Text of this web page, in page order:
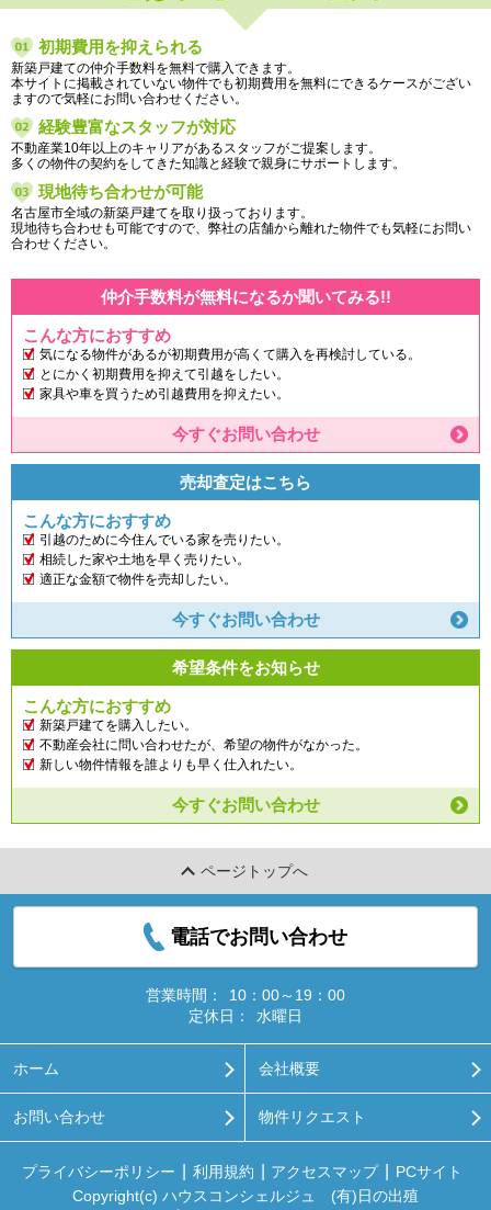
初期費用を抑えられる
新築戸建ての仲介手数料を無料で購入できます。
本サイトに掲載されていない物件でも初期費用を無料にできるケースがござい
ますので気軽にお問い合わせください。
経験豊富なスタッフが対応
不動産業10年以上のキャリアがあるスタッフがご提案します。
多くの物件の契約をしてきた知識と経験で親身にサポートします。
現地待ち合わせが可能
名古屋市全域の新築戸建てを取り扱っております。
現地待ち合わせも可能ですので、弊社の店舗から離れた物件でも気軽にお問い
合わせください。
仲介手数料が無料になるか聞いてみる!!
こんな方におすすめ
気になる物件があるが初期費用が高くて購入を再検討している。
とにかく初期費用を抑えて引越をしたい。
家具や車を買うため引越費用を抑えたい。
今すぐお問い合わせ
売却査定はこちら
こんな方におすすめ
引越のために今住んでいる家を売りたい。
相続した家や土地を早く売りたい。
適正な金額で物件を売却したい。
今すぐお問い合わせ
希望条件をお知らせ
こんな方におすすめ
新築戸建てを購入したい。
不動産会社に問い合わせたが、希望の物件がなかった。
新しい物件情報を誰よりも早く仕入れたい。
今すぐお問い合わせ
ページトップへ
電話でお問い合わせ
営業時間：
10：00～19：00
定休日：
水曜日
ホーム 会社概要
お問い合わせ 物件リクエスト
プライバシーポリシー 利用規約 アクセスマップ
PCサイト
Copyright(c) ハウスコンシェルジュ (有)日の出殖